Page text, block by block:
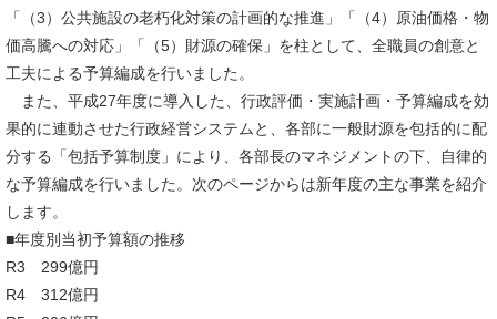
「（3）公共施設の老朽化対策の計画的な推進」「（4）原油価格・物
価高騰への対応」「（5）財源の確保」を柱として、全職員の創意と
工夫による予算編成を行いました。
また、平成27年度に導入した、行政評価・実施計画・予算編成を効
果的に連動させた行政経営システムと、各部に一般財源を包括的に配
分する「包括予算制度」により、各部長のマネジメントの下、自律的
な予算編成を行いました。次のページからは新年度の主な事業を紹介
します。
■年度別当初予算額の推移
R3 299億円
R4 312億円